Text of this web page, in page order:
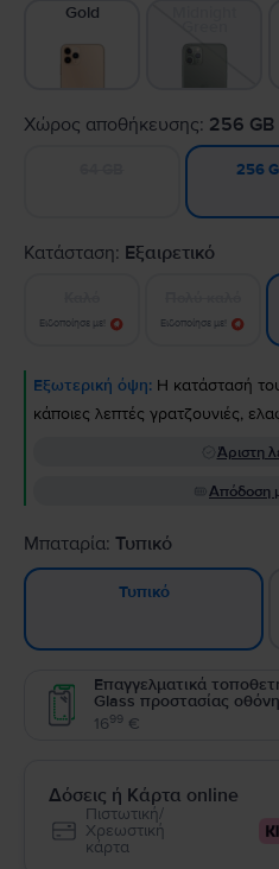
Gold
Χώρος αποθήκευσης: 256 GB
256
Κατάσταση: Εξαιρετικό
Ειδοποίησε με! Ειδοποίησε με!
Εξωτερική όψη: Η κατάστασή του
κάποιες λεπτές γρατζουνιές,
Άριστη
Απόδοση
Μπαταρία: Τυπικό
Τυπικό
Επαγγελματικά
Glass προστασίας
1699 €
Δόσεις ή Κάρτα online
Πιστωτική/
Χρεωστική
κάρτα